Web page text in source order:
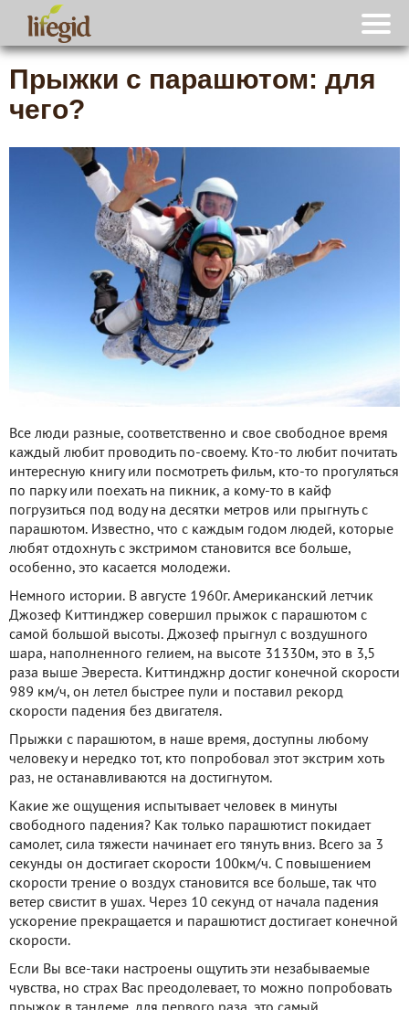
Прыжки с парашютом: для
чего?
Все люди разные, соответственно и свое свободное время
каждый любит проводить по-своему. Кто-то любит почитать
интересную книгу или посмотреть фильм, кто-то прогуляться
по парку или поехать на пикник, а кому-то в кайф
погрузиться под воду на десятки метров или прыгнуть с
парашютом. Известно, что с каждым годом людей, которые
любят отдохнуть с экстримом становится все больше,
особенно, это касается молодежи.
Немного истории. В августе 1960г. Американский летчик
Джозеф Киттинджер совершил прыжок с парашютом с
самой большой высоты. Джозеф прыгнул с воздушного
шара, наполненного гелием, на высоте 31330м, это в 3,5
раза выше Эвереста. Киттинджнр достиг конечной скорости
989 км/ч, он летел быстрее пули и поставил рекорд
скорости падения без двигателя.
Прыжки с парашютом, в наше время, доступны любому
человеку и нередко тот, кто попробовал этот экстрим хоть
раз, не останавливаются на достигнутом.
Какие же ощущения испытывает человек в минуты
свободного падения? Как только парашютист покидает
самолет, сила тяжести начинает его тянуть вниз. Всего за 3
секунды он достигает скорости 100км/ч. С повышением
скорости трение о воздух становится все больше, так что
ветер свистит в ушах. Через 10 секунд от начала падения
ускорение прекращается и парашютист достигает конечной
скорости.
Если Вы все-таки настроены ощутить эти незабываемые
чувства, но страх Вас преодолевает, то можно попробовать